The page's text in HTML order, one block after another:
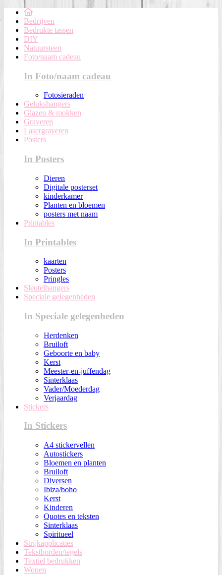
Bedrijven
Bedrukte tassen
DIY
Natuursteen
Foto/naam cadeau
In Foto/naam cadeau
Fotosieraden
Gelukshangers
Glazen & mokken
Graveren
Lasergraveren
Posters
In Posters
Dieren
Digitale posterset
kinderkamer
Planten en bloemen
posters met naam
Printables
In Printables
kaarten
Posters
Pringles
Sleutelhangers
Speciale gelegenheden
In Speciale gelegenheden
Herdenken
Bruiloft
Geboorte en baby
Kerst
Meester-en-juffendag
Sinterklaas
Vader/Moederdag
Verjaardag
Stickers
In Stickers
A4 stickervellen
Autostickers
Bloemen en planten
Bruiloft
Diversen
Ibiza/boho
Kerst
Kinderen
Quotes en teksten
Sinterklaas
Spiritueel
Strijkapplicaties
Tekstborden/tegels
Textiel bedrukken
Wonen